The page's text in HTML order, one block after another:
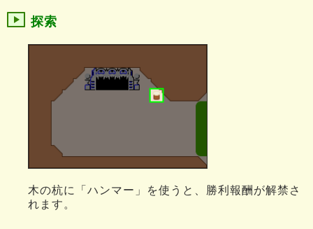
探索
木の杭に「ハンマー」を使うと、勝利報酬が解禁さ
れます。